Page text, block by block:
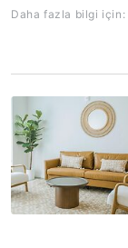
Daha fazla bilgi için: